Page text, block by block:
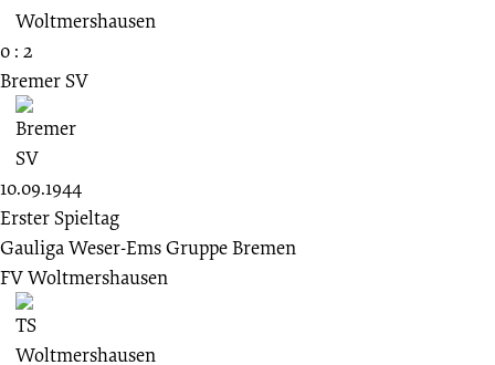
0 : 2
Bremer SV
10.09.1944
Erster Spieltag
Gauliga Weser-Ems Gruppe Bremen
FV Woltmershausen